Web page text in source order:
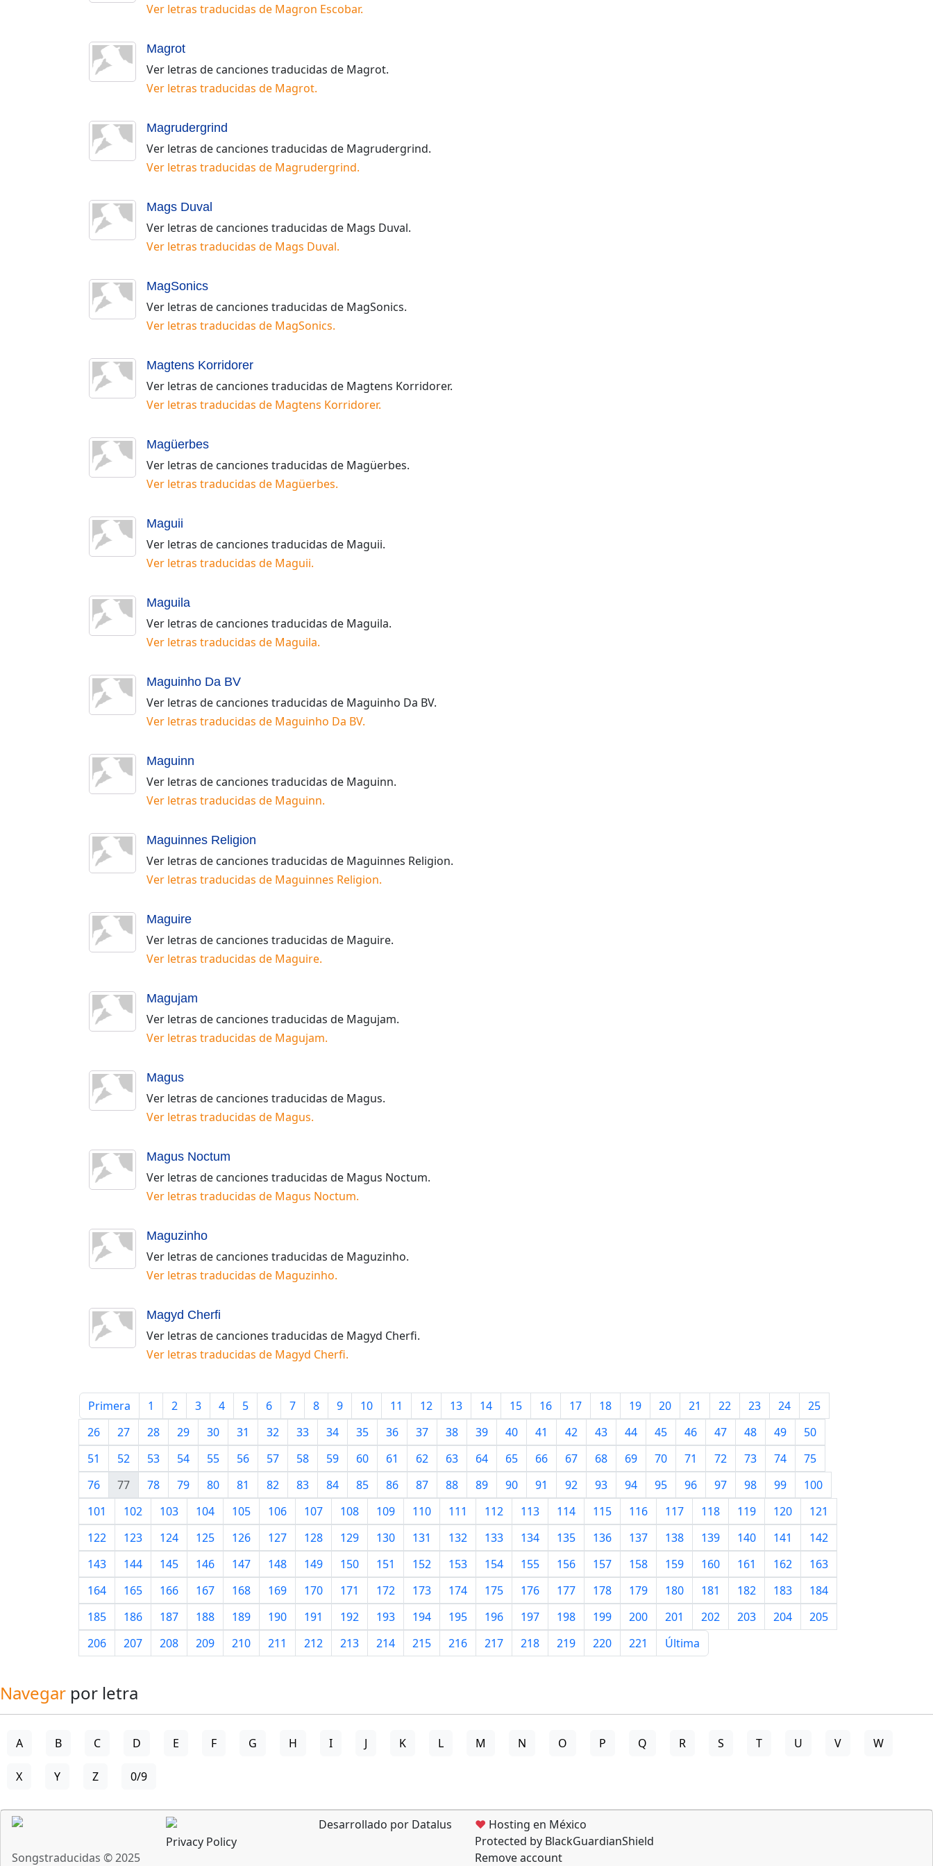
Ver letras traducidas de Magron Escobar.
Magrot
Ver letras de canciones traducidas de Magrot.
Ver letras traducidas de Magrot.
Magrudergrind
Ver letras de canciones traducidas de Magrudergrind.
Ver letras traducidas de Magrudergrind.
Mags Duval
Ver letras de canciones traducidas de Mags Duval.
Ver letras traducidas de Mags Duval.
MagSonics
Ver letras de canciones traducidas de MagSonics.
Ver letras traducidas de MagSonics.
Magtens Korridorer
Ver letras de canciones traducidas de Magtens Korridorer.
Ver letras traducidas de Magtens Korridorer.
Magüerbes
Ver letras de canciones traducidas de Magüerbes.
Ver letras traducidas de Magüerbes.
Maguii
Ver letras de canciones traducidas de Maguii.
Ver letras traducidas de Maguii.
Maguila
Ver letras de canciones traducidas de Maguila.
Ver letras traducidas de Maguila.
Maguinho Da BV
Ver letras de canciones traducidas de Maguinho Da BV.
Ver letras traducidas de Maguinho Da BV.
Maguinn
Ver letras de canciones traducidas de Maguinn.
Ver letras traducidas de Maguinn.
Maguinnes Religion
Ver letras de canciones traducidas de Maguinnes Religion.
Ver letras traducidas de Maguinnes Religion.
Maguire
Ver letras de canciones traducidas de Maguire.
Ver letras traducidas de Maguire.
Magujam
Ver letras de canciones traducidas de Magujam.
Ver letras traducidas de Magujam.
Magus
Ver letras de canciones traducidas de Magus.
Ver letras traducidas de Magus.
Magus Noctum
Ver letras de canciones traducidas de Magus Noctum.
Ver letras traducidas de Magus Noctum.
Maguzinho
Ver letras de canciones traducidas de Maguzinho.
Ver letras traducidas de Maguzinho.
Magyd Cherfi
Ver letras de canciones traducidas de Magyd Cherfi.
Ver letras traducidas de Magyd Cherfi.
Primera 1 2 3 4 5 6 7 8 9 10 11 12 13 14 15 16 17 18 19 20 21 22 23 24
25
26
27 28 29 30 31 32 33 34 35 36 37 38 39 40 41 42 43 44 45 46 47 48 49
50
51
52 53 54 55 56 57 58 59 60 61 62 63 64 65 66 67 68 69 70 71 72 73 74
75
76
77 78 79 80 81 82 83 84 85 86 87 88 89 90 91 92 93 94 95 96 97 98 99
100
101
102 103 104 105 106 107 108 109 110 111 112 113 114 115 116 117 118 119 120
121
122
123 124 125 126 127 128 129 130 131 132 133 134 135 136 137 138 139 140 141
142
143
144 145 146 147 148 149 150 151 152 153 154 155 156 157 158 159 160 161 162
163
164
165 166 167 168 169 170 171 172 173 174 175 176 177 178 179 180 181 182 183
184
185
186 187 188 189 190 191 192 193 194 195 196 197 198 199 200 201 202 203 204
205
206
207 208 209 210 211 212 213 214 215 216 217 218 219 220 221 Última
Navegar por letra
A B C D E F G H I J K L M N O P Q R S T U V W
X Y Z 0/9
Songstraducidas © 2025
Desarrollado por Datalus
Privacy Policy
♥ Hosting en México
Protected by BlackGuardianShield
Remove account